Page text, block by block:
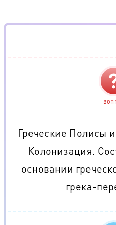
Греческие Полисы
Колонизация.
основании
грека-